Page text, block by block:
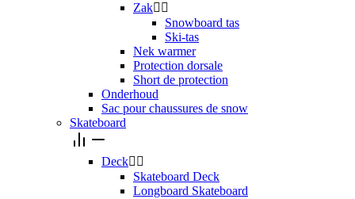
Zak 
Snowboard tas
Ski-tas
Nek warmer
Protection dorsale
Short de protection
Onderhoud
Sac pour chaussures de snow
Skateboard
Deck 
Skateboard Deck
Longboard Skateboard